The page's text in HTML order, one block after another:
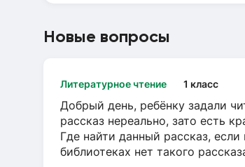
Новые вопросы
Литературное чтение 1 класс
Добрый день, ребёнку задали
рассказ нереально, зато есть
Где найти данный рассказ,
библиотеках нет такого